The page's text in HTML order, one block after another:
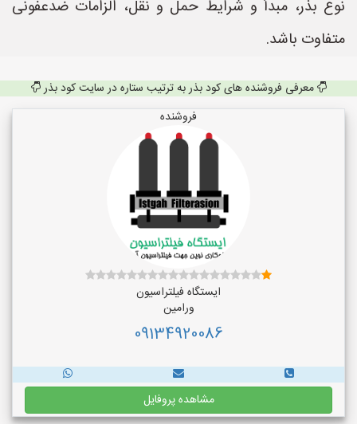
نوع بذر، مبدأ و شرایط حمل و نقل، الزامات ضدعفونی
متفاوت باشد.
معرفی فروشنده های کود بذر به ترتیب ستاره در سایت کود بذر
فروشنده
ایستگاه فیلتراسیون
ورامین
09134920086
مشاهده پروفایل